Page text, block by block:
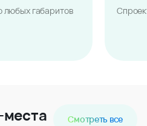
любых габаритов
Смотреть все